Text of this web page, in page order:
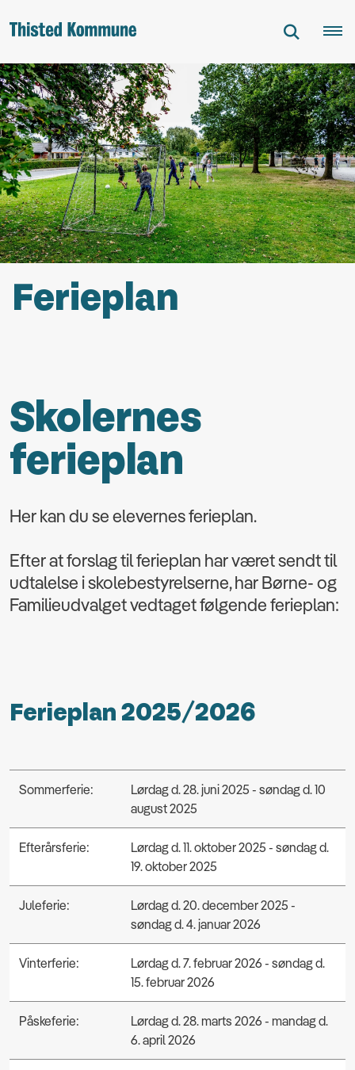
Ferieplan
Skolernes
ferieplan
Her kan du se elevernes ferieplan.
Efter at forslag til ferieplan har været sendt til
udtalelse i skolebestyrelserne, har Børne- og
Familieudvalget vedtaget følgende ferieplan:
Ferieplan 2025/2026
Sommerferie:
Lørdag d. 28. juni 2025 - søndag d. 10
august 2025
Efterårsferie:
Lørdag d. 11. oktober 2025 - søndag d.
19. oktober 2025
Juleferie:
Lørdag d. 20. december 2025 -
søndag d. 4. januar 2026
Vinterferie:
Lørdag d. 7. februar 2026 - søndag d.
15. februar 2026
Påskeferie:
Lørdag d. 28. marts 2026 - mandag d.
6. april 2026